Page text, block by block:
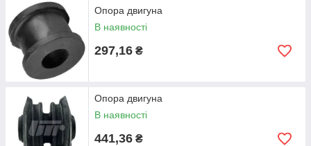
Опора двигуна
В наявності
297,16 ₴
Опора двигуна
В наявності
441,36 ₴